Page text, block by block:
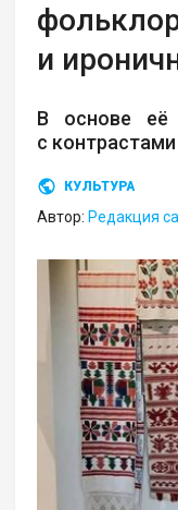
и
В основе её
с контрастами
КУЛЬТУРА
Автор: Редакция